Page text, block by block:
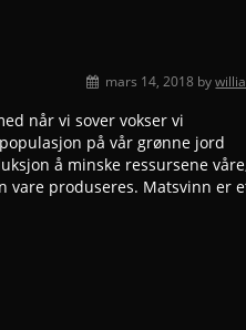
mars 14, 2018 by
når vi sover vokser vi
på vår grønne jord
å minske ressursene
vare produseres. Matsvinn er